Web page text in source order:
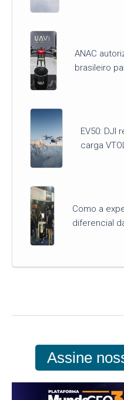
ANAC
brasileiro
EV50: DJI
carga
Como a
diferencial
Assine